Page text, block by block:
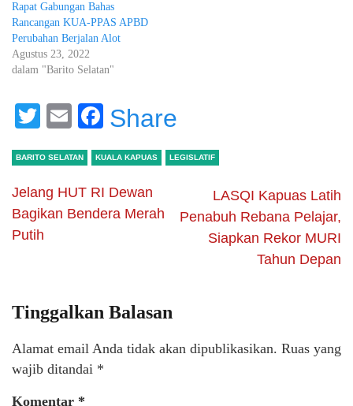
Rapat Gabungan Bahas
Rancangan KUA-PPAS APBD
Perubahan Berjalan Alot
Agustus 23, 2022
dalam "Barito Selatan"
Twitter
EmailFacebook
Share
BARITO SELATAN KUALA KAPUAS LEGISLATIF
Jelang HUT RI Dewan
Bagikan Bendera Merah
Putih
LASQI Kapuas Latih
Penabuh Rebana Pelajar,
Siapkan Rekor MURI
Tahun Depan
Tinggalkan Balasan
Alamat email Anda tidak akan dipublikasikan. Ruas yang
wajib ditandai *
Komentar *